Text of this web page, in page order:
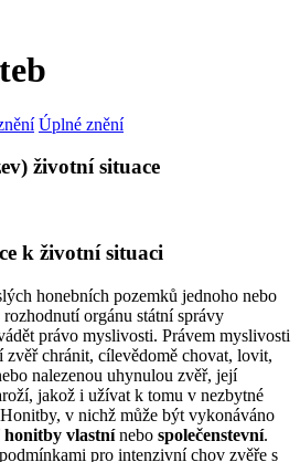
Úplné znění
životní situace
k životní situaci
honebních pozemků jednoho nebo
orgánu státní správy
právo myslivosti. Právem myslivosti
zvěř chránit, cílevědomě chovat, lovit,
nalezenou uhynulou zvěř, její
jakož i užívat k tomu v nezbytné
v nichž může být vykonáváno
honitby vlastnínebo společenstevní.
pro intenzivní chov zvěře s